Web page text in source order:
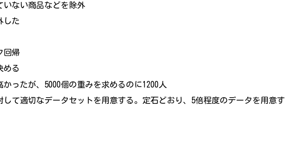
いない商品などを除外
した
回帰
める
かったが、5000個の重みを求めるのに1200人
して適切なデータセットを用意する。定石どおり、5倍程度のデータを用意す